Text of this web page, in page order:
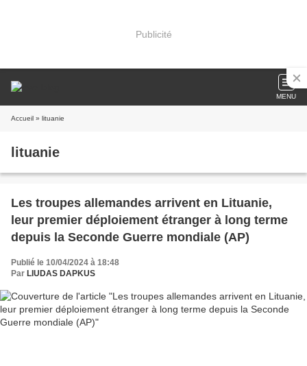
Publicité
MENU
Accueil » lituanie
lituanie
Les troupes allemandes arrivent en Lituanie,
leur premier déploiement étranger à long terme
depuis la Seconde Guerre mondiale (AP)
Publié le 10/04/2024 à 18:48
Par LIUDAS DAPKUS